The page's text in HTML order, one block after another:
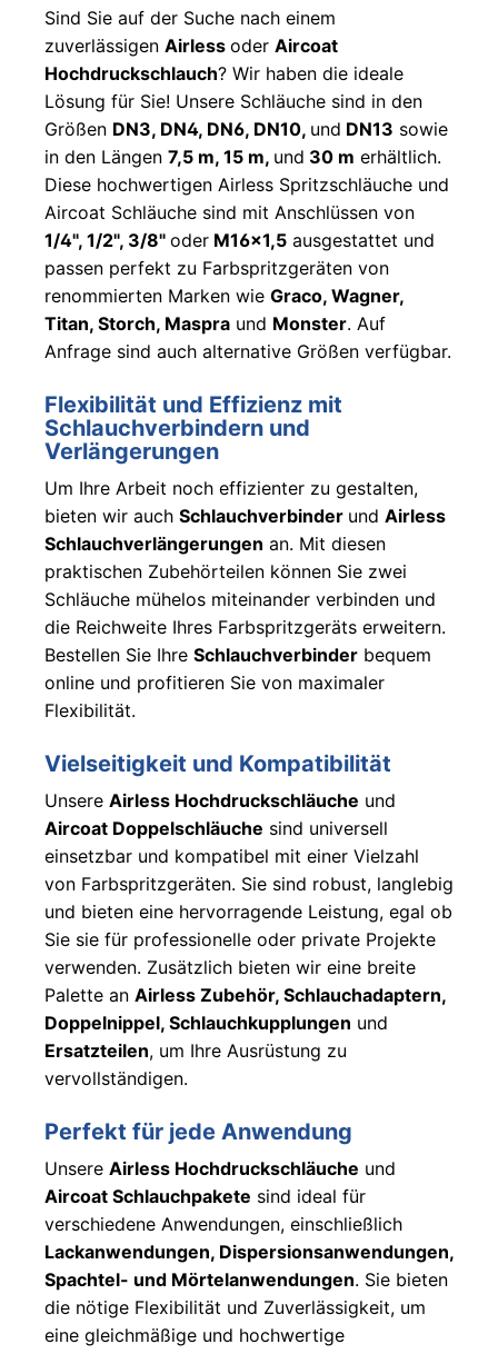
HeavyCoat
Wagner
Kolbenpumpen
Wagner
Membranpumpen
Wagner
HVLP /
XVLP
Wagner
PlastCoat
und
1095
Graco
Ultra
Max
HH
Handspritzgerät
Graco
Mark V
, VII, X,
XV
Graco
II PC
Pro
395 ,
495 ,
595
Graco
GX 19 /
GX 21 /
GX FF
Graco
Ultra
QuickShot
Graco
HVLP
Procontractor
Graco
Ultra
XT &
Mark
XT
Graco
Contractor
King
Graco
Spachtel-/Putzspritzgeräte
und
BS20
MA-
EP21
MA-
EP29
MA-
EP37
MA-
EP45
MA-
MA-
A4000
Graco
Lanzen
und Jet
Roller
Wagner
Lanzen
und
Inline
Roller
MaSpra
AirCombi
Düsen -
Wagner
AirCoat
kompatibel
Graco
Feinspritzdüsen
Markierdüsen
Titan
TR1
Graco
°C-Max
Original
Graco
Hauptfilter
Hauptfilter
Alternativhersteller
Ansaugsiebe
Ansaugfilter
Original
Wagner
Ansaugfilter
Original
Graco
Ansaugfilter
Sind Sie auf der Suche nach einem
zuverlässigen Airless oder Aircoat
Hochdruckschlauch? Wir haben die ideale
Lösung für Sie! Unsere Schläuche sind in den
Größen DN3, DN4, DN6, DN10, und DN13 sowie
in den Längen 7,5 m, 15 m, und 30 m erhältlich.
Diese hochwertigen Airless Spritzschläuche und
Aircoat Schläuche sind mit Anschlüssen von
1/4", 1/2", 3/8" oder M16x1,5 ausgestattet und
passen perfekt zu Farbspritzgeräten von
renommierten Marken wie Graco, Wagner,
Titan, Storch, Maspra und Monster. Auf
Anfrage sind auch alternative Größen verfügbar.
Flexibilität und Effizienz mit
Schlauchverbindern und
Verlängerungen
Um Ihre Arbeit noch effizienter zu gestalten,
bieten wir auch Schlauchverbinder und Airless
Schlauchverlängerungen an. Mit diesen
praktischen Zubehörteilen können Sie zwei
Schläuche mühelos miteinander verbinden und
die Reichweite Ihres Farbspritzgeräts erweitern.
Bestellen Sie Ihre Schlauchverbinder bequem
online und profitieren Sie von maximaler
Flexibilität.
Vielseitigkeit und Kompatibilität
Unsere Airless Hochdruckschläuche und
Aircoat Doppelschläuche sind universell
einsetzbar und kompatibel mit einer Vielzahl
von Farbspritzgeräten. Sie sind robust, langlebig
und bieten eine hervorragende Leistung, egal ob
Sie sie für professionelle oder private Projekte
verwenden. Zusätzlich bieten wir eine breite
Palette an Airless Zubehör, Schlauchadaptern,
Doppelnippel, Schlauchkupplungen und
Ersatzteilen, um Ihre Ausrüstung zu
vervollständigen.
Perfekt für jede Anwendung
Unsere Airless Hochdruckschläuche und
Aircoat Schlauchpakete sind ideal für
verschiedene Anwendungen, einschließlich
Lackanwendungen, Dispersionsanwendungen,
Spachtel- und Mörtelanwendungen. Sie bieten
die nötige Flexibilität und Zuverlässigkeit, um
eine gleichmäßige und hochwertige